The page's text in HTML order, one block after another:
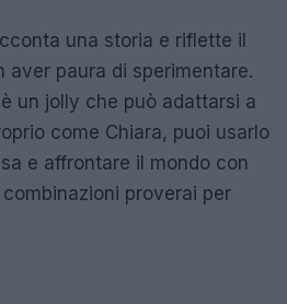
una storia e riflette il
aver paura di sperimentare.
un jolly che può adattarsi a
come Chiara, puoi usarlo
e affrontare il mondo con
proverai per